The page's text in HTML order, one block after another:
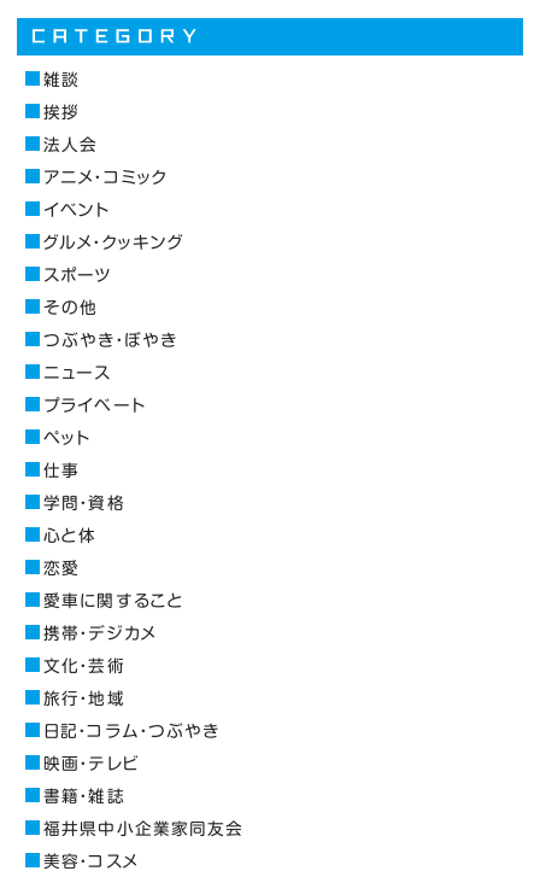
雑談
挨拶
法人会
アニメ・コミック
イベント
グルメ・クッキング
スポーツ
その他
つぶやき・ぼやき
ニュース
プライベート
ペット
仕事
学問・資格
心と体
恋愛
愛車に関すること
携帯・デジカメ
文化・芸術
旅行・地域
日記・コラム・つぶやき
映画・テレビ
書籍・雑誌
福井県中小企業家同友会
美容・コスメ